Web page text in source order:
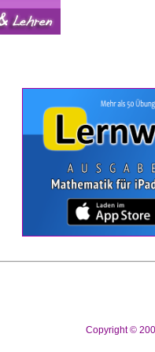
Copyright ©